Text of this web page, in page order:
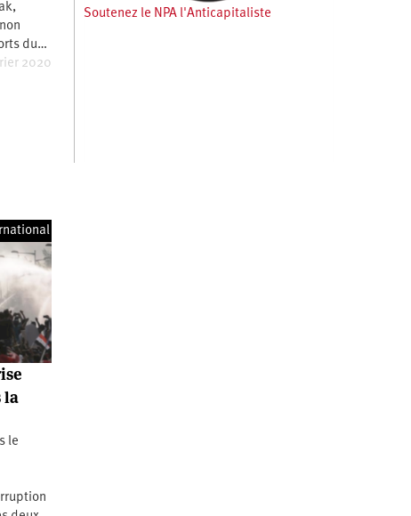
du…
2020
la
le
Soutenez le NPA l'Anticapitaliste